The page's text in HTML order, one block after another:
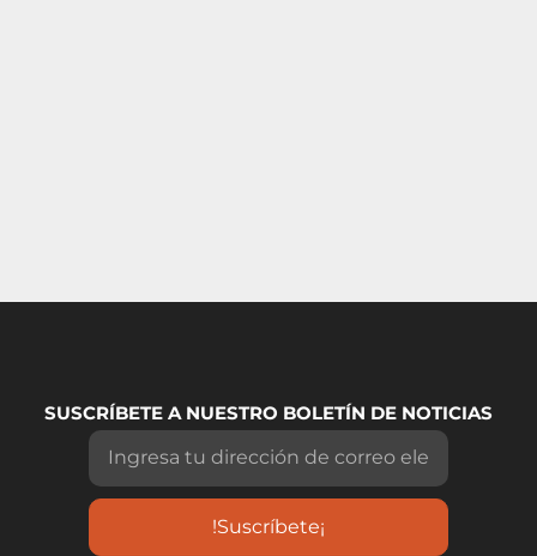
SUSCRÍBETE A NUESTRO BOLETÍN DE NOTICIAS
!Suscríbete¡